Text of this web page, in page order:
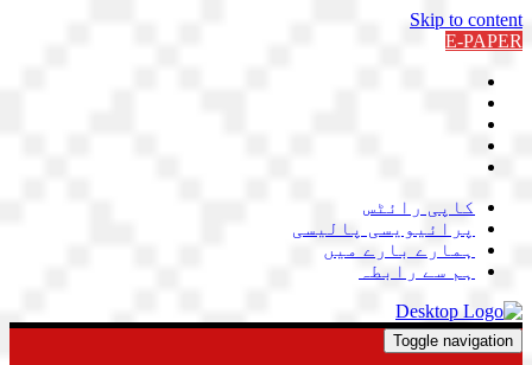
Skip to content
E-PAPER
کاپی رائٹس
پرائیویسی پالیسی
ہمارے بارے میں
ہم سے رابطہ
Toggle navigation